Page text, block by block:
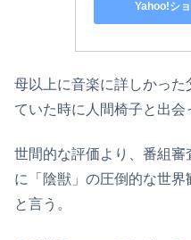
Yahoo!シ
母以上に音楽に詳しかっ
ていた時に人間椅子と出会
世間的な評価より、番組
に「陰獣」の圧倒的な世
と言う。